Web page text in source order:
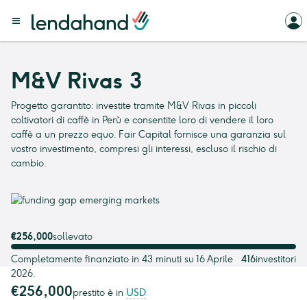
M&V Rivas 3
Progetto garantito: investite tramite M&V Rivas in piccoli
coltivatori di caffè in Perù e consentite loro di vendere il loro
caffè a un prezzo equo. Fair Capital fornisce una garanzia sul
vostro investimento, compresi gli interessi, escluso il rischio di
cambio.
€256,000sollevato
Completamente finanziato in 43 minuti su 16 Aprile
2026.
416investitori
€256,000prestito è in USD